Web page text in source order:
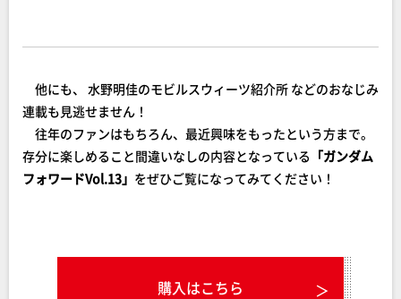
他にも、 水野明佳のモビルスウィーツ紹介所 などのおなじみ
連載も見逃せません！
往年のファンはもちろん、最近興味をもったという方まで。
存分に楽しめること間違いなしの内容となっている 「ガンダム
フォワードVol.13」 をぜひご覧になってみてください！
購入はこちら